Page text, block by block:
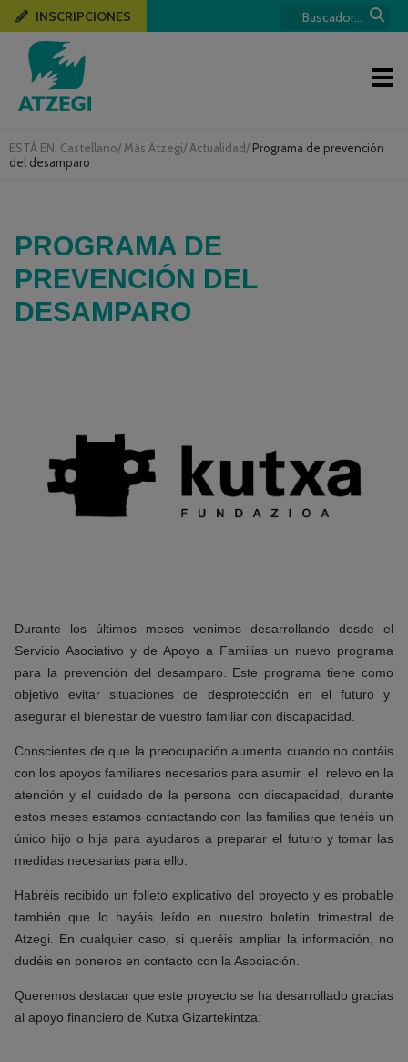
ESTÁ EN: Castellano/ Más Atzegi/ Actualidad/ Programa de prevención
del desamparo
INSCRIPCIONES
PROGRAMA DE
PREVENCIÓN DEL
DESAMPARO
Durante los últimos meses venimos desarrollando desde el
Servicio Asociativo y de Apoyo a Familias un nuevo programa
para la prevención del desamparo. Este programa tiene como
objetivo evitar situaciones de desprotección en el futuro y
asegurar el bienestar de vuestro familiar con discapacidad.
Conscientes de que la preocupación aumenta cuando no contáis
con los apoyos familiares necesarios para asumir el relevo en la
atención y el cuidado de la persona con discapacidad, durante
estos meses estamos contactando con las familias que tenéis un
único hijo o hija para ayudaros a preparar el futuro y tomar las
medidas necesarias para ello.
Habréis recibido un folleto explicativo del proyecto y es probable
también que lo hayáis leído en nuestro boletín trimestral de
Atzegi. En cualquier caso, si queréis ampliar la información, no
dudéis en poneros en contacto con la Asociación.
Queremos destacar que este proyecto se ha desarrollado gracias
al apoyo financiero de Kutxa Gizartekintza: